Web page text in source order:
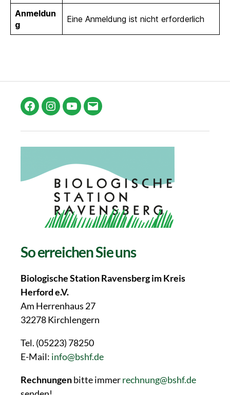
Anmeldun
g
Eine Anmeldung ist nicht erforderlich
FacebookInstagram
YouTube
E-
So erreichen Sie uns
Biologische Station Ravensberg im Kreis
Herford e.V.
Am Herrenhaus 27
32278 Kirchlengern
Tel. (05223) 78250
E-Mail: info@bshf.de
Rechnungenbitte immerrechnung@bshf.de